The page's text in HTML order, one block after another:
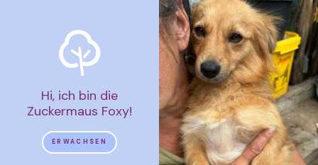
Hi, ich bin die
Zuckermaus Foxy!
ERWACHSEN